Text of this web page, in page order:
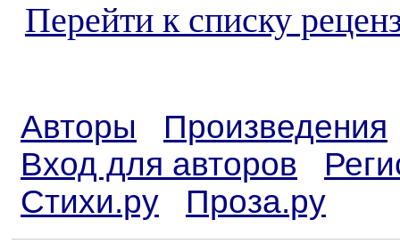
Перейти к списку
Авторы
Произведения
Вход для авторов
Стихи.ру
Проза.ру